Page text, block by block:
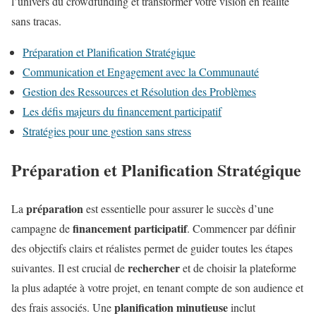
sans tracas.
Préparation et Planification Stratégique
Communication et Engagement avec la Communauté
Gestion des Ressources et Résolution des Problèmes
Les défis majeurs du financement participatif
Stratégies pour une gestion sans stress
Préparation et Planification Stratégique
La préparation est essentielle pour assurer le succès d’une
campagne definancement participatif. Commencer par définir
des objectifs clairs et réalistes permet de guider toutes les étapes
suivantes. Il est crucial derechercheret de choisir la plateforme
la plus adaptée à votre projet, en tenant compte de son audience et
des frais associés. Uneplanification minutieuseinclut